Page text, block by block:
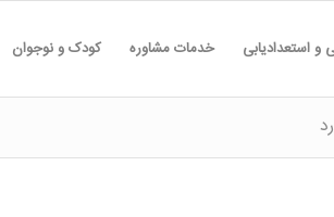
و استعدادیابی خدمات مشاوره کودک و نوجوان